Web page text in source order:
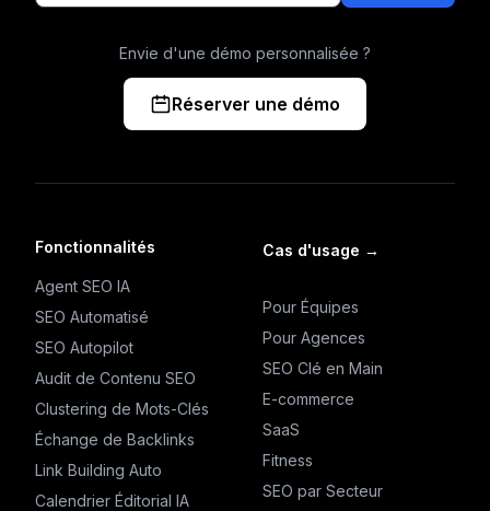
Envie d'une démo personnalisée ?
Réserver une démo
Fonctionnalités
Agent SEO IA
SEO Automatisé
SEO Autopilot
Audit de Contenu SEO
Clustering de Mots-Clés
Échange de Backlinks
Link Building Auto
Calendrier Éditorial IA
Cas d'usage →
Pour Équipes
Pour Agences
SEO Clé en Main
E-commerce
SaaS
Fitness
SEO par Secteur